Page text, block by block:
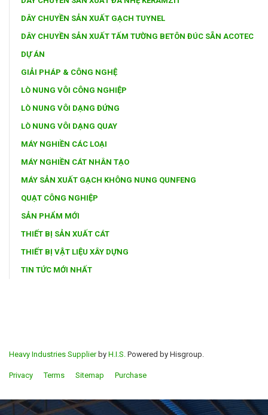
DÂY CHUYỀN SẢN XUẤT GẠCH TUYNEL
DÂY CHUYỀN SẢN XUẤT TẤM TƯỜNG BETÔN ĐÚC SẴN ACOTEC
DỰ ÁN
GIẢI PHÁP & CÔNG NGHỆ
LÒ NUNG VÔI CÔNG NGHIỆP
LÒ NUNG VÔI DẠNG ĐỨNG
LÒ NUNG VÔI DẠNG QUAY
MÁY NGHIỀN CÁC LOẠI
MÁY NGHIỀN CÁT NHÂN TẠO
MÁY SẢN XUẤT GẠCH KHÔNG NUNG QUNFENG
QUẠT CÔNG NGHIỆP
SẢN PHẨM MỚI
THIẾT BỊ SẢN XUẤT CÁT
THIẾT BỊ VẬT LIỆU XÂY DỰNG
TIN TỨC MỚI NHẤT
Heavy Industries Supplierby H.I.S. Powered by Hisgroup.
Privacy Terms Sitemap Purchase